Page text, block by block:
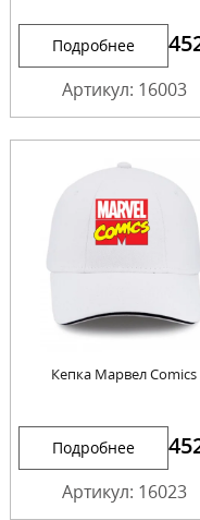
Подробнее
Артикул: 16003
Кепка Марвел Comics
Подробнее
Артикул: 16023